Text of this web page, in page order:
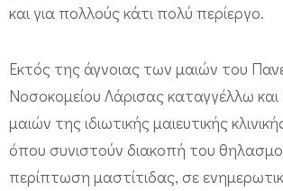
τ
ο
π
ή
ς
και για πολλούς κάτι πολύ περίεργο.
Εκτός της άγνοιας των μαιών του
Νοσοκομείου Λάρισας καταγγέλλω
μαιών της ιδιωτικής μαιευτικής
όπου συνιστούν διακοπή του
περίπτωση μαστίτιδας, σε